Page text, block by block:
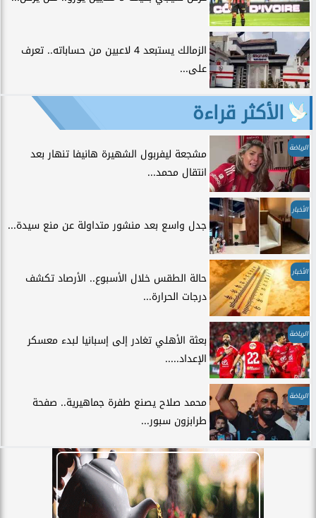
الزمالك يستبعد 4 لاعبين من حساباته.. تعرف
على...
الأكثر قراءة
الرياضة
مشجعة ليفربول الشهيرة هانيفا تنهار بعد
انتقال محمد...
الأخبار
جدل واسع بعد منشور متداولة عن منع سيدة...
الأخبار
حالة الطقس خلال الأسبوع.. الأرصاد تكشف
درجات الحرارة...
الرياضة
بعثة الأهلي تغادر إلى إسبانيا لبدء معسكر
الإعداد.....
الرياضة
محمد صلاح يصنع طفرة جماهيرية.. صفحة
طرابزون سبور...